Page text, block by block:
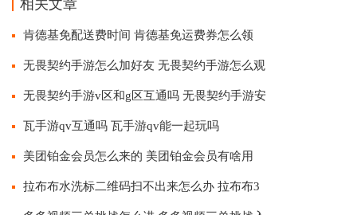
相关文章
肯德基免配送费时间 肯德基免运费券怎么领
无畏契约手游怎么加好友 无畏契约手游怎么观
无畏契约手游v区和g区互通吗 无畏契约手游安
瓦手游qv互通吗 瓦手游qv能一起玩吗
美团铂金会员怎么来的 美团铂金会员有啥用
拉布布水洗标二维码扫不出来怎么办 拉布布3